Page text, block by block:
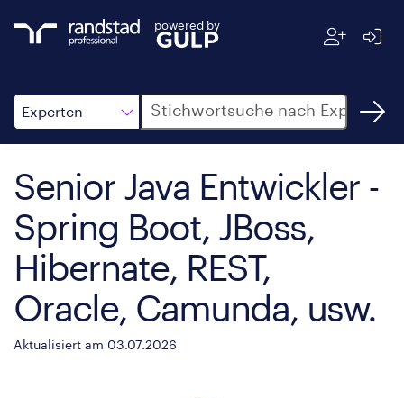
powered by
Experten
Suche
Senior Java Entwickler -
Spring Boot, JBoss,
Hibernate, REST,
Oracle, Camunda, usw.
Aktualisiert am 03.07.2026